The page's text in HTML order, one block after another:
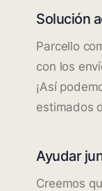
Solución
Parcello
con los
¡Así
estimados
Ayudar
Creemos